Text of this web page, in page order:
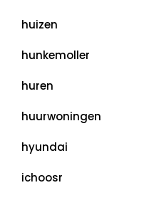
huizen
hunkemoller
huren
huurwoningen
hyundai
ichoosr